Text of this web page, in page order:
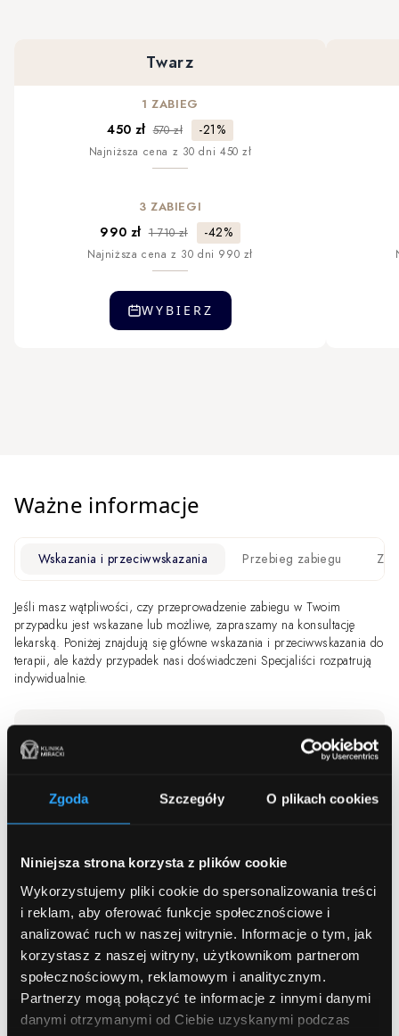
Zgoda Szczegóły O plikach cookies
Niniejsza strona korzysta z plików cookie
Wykorzystujemy pliki cookie do spersonalizowania treści
i reklam, aby oferować funkcje społecznościowe i
analizować ruch w naszej witrynie. Informacje o tym, jak
korzystasz z naszej witryny, użytkownikom partnerom
społecznościowym, reklamowym i analitycznym.
Partnerzy mogą połączyć te informacje z innymi danymi
danymi otrzymanymi od Ciebie uzyskanymi podczas
Twarz
1 ZABIEG
450 zł 570 zł -21%
Najniższa cena z 30 dni 450 zł
3 ZABIEGI
990 zł 1 710 zł -42%
Najniższa cena z 30 dni 990 zł
WYBIERZ
Ważne informacje
Wskazania i przeciwwskazania Przebieg zabiegu
Jeśli masz wątpliwości, czy przeprowadzenie zabiegu w Twoim
przypadku jest wskazane lub możliwe, zapraszamy na konsultację
lekarską. Poniżej znajdują się główne wskazania i przeciwwskazania do
terapii, ale każdy przypadek nasi doświadczeni Specjaliści rozpatrują
indywidualnie.
Wskazania do zabiegu
Utrata napięcia, jędrności skóry
Przebarwienia, nierówny koloryt skóry
Skóra łojotokowa, sucha, pozbawiona blasku
Przeciwwskazania do zabiegu